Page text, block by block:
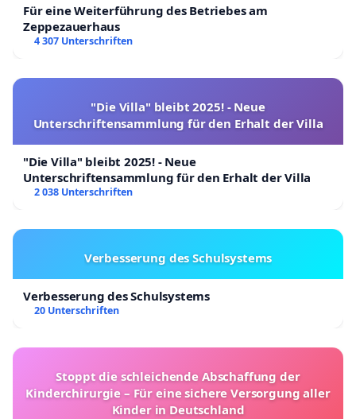
Für eine Weiterführung des Betriebes am
Zeppezauerhaus
4 307 Unterschriften
"Die Villa" bleibt 2025! - Neue
Unterschriftensammlung für den Erhalt der Villa
"Die Villa" bleibt 2025! - Neue
Unterschriftensammlung für den Erhalt der Villa
2 038 Unterschriften
Verbesserung des Schulsystems
Verbesserung des Schulsystems
20 Unterschriften
Stoppt die schleichende Abschaffung der
Kinderchirurgie – Für eine sichere Versorgung aller
Kinder in Deutschland